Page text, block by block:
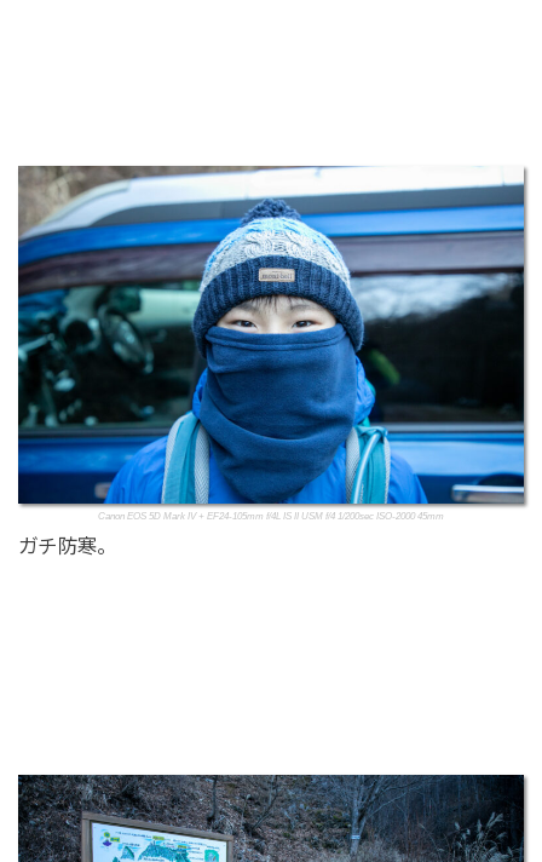
Canon EOS 5D Mark IV + EF24-105mm f/4L IS II USM f/4 1/200sec ISO-2000 45mm
ガチ防寒。